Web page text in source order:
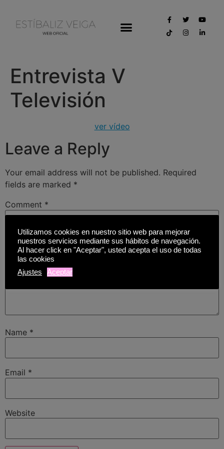
Entrevista V
Televisión
ver vídeo
Leave a Reply
Your email address will not be published. Required
fields are marked *
Comment *
Name *
Email *
Website
Utilizamos cookies en nuestro sitio web para mejorar
nuestros servicios mediante sus hábitos de navegación.
Al hacer click en "Aceptar", usted acepta el uso de todas
las cookies
Ajustes
Aceptar